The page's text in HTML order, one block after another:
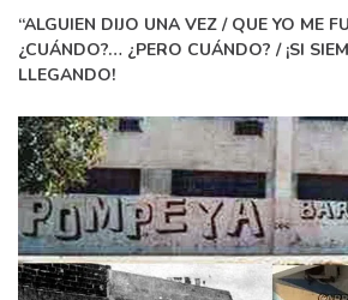
“ALGUIEN DIJO UNA VEZ / QUE YO ME
¿CUÁNDO?… ¿PERO CUÁNDO? / ¡SI
LLEGANDO!